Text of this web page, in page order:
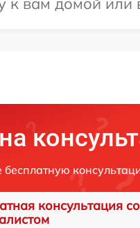
бесплатную
консультация со